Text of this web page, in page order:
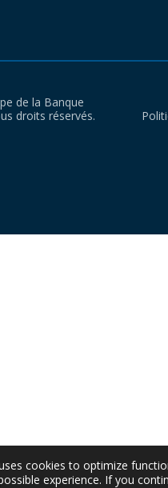
de la Banque
droits réservés.
cookies to optimize
experience. If you